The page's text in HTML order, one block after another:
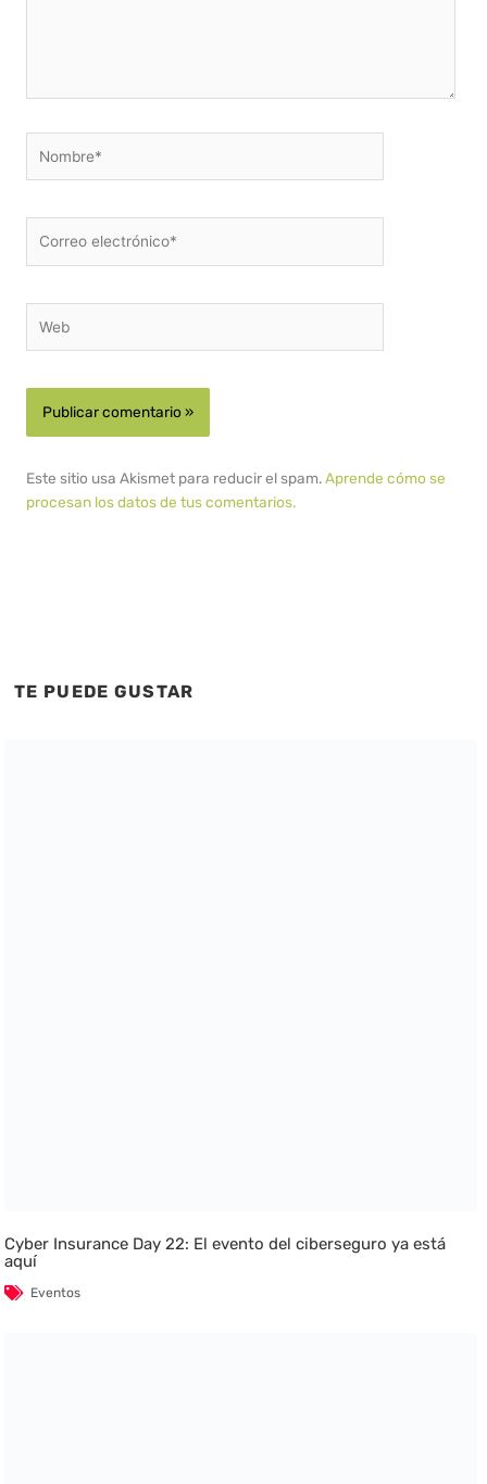
electrónico*
Este sitio usa Akismet para reducir el spam.Aprende cómo se
procesan los datos de tus comentarios.
TE PUEDE GUSTAR
Cyber Insurance Day 22: El evento del ciberseguro ya está
aquí
Eventos